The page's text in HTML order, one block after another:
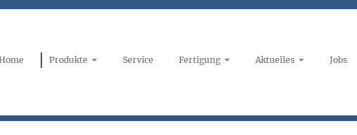
Produkte Service Fertigung Aktuelles Jobs